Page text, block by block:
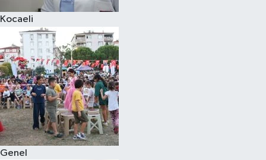
Kocaeli
Genel